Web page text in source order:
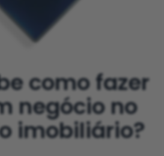
como fazer
negócio no
imobiliário?